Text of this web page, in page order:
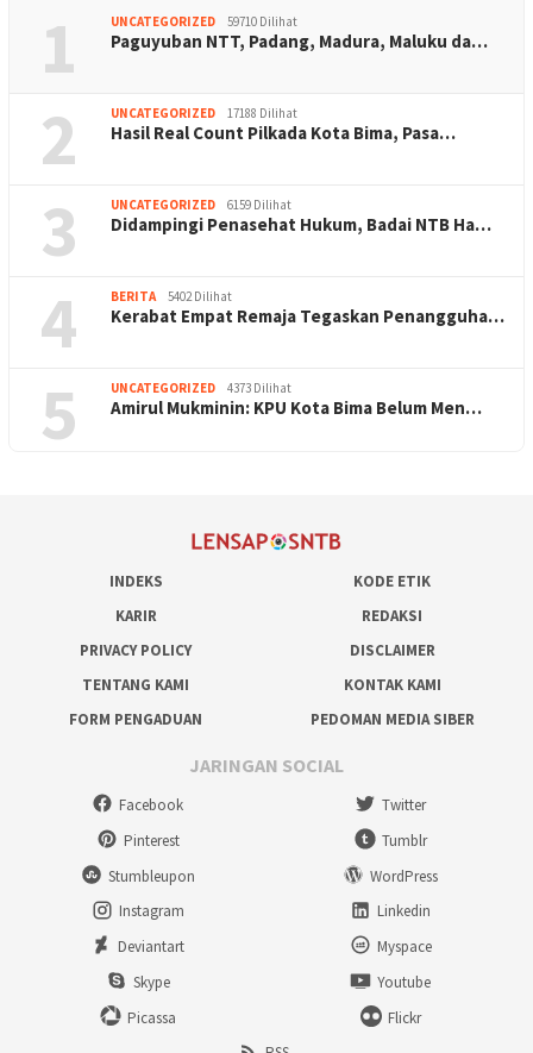
1 UNCATEGORIZED 59710 Dilihat
Paguyuban NTT, Padang, Madura, Maluku da…
2 UNCATEGORIZED 17188 Dilihat
Hasil Real Count Pilkada Kota Bima, Pasa…
3 UNCATEGORIZED 6159 Dilihat
Didampingi Penasehat Hukum, Badai NTB Ha…
4 BERITA 5402 Dilihat
Kerabat Empat Remaja Tegaskan Penangguha…
5 UNCATEGORIZED 4373 Dilihat
Amirul Mukminin: KPU Kota Bima Belum Men…
INDEKS
KODE ETIK
KARIR
REDAKSI
PRIVACY POLICY
DISCLAIMER
TENTANG KAMI
KONTAK KAMI
FORM PENGADUAN
PEDOMAN MEDIA SIBER
JARINGAN SOCIAL
Facebook
Twitter
Pinterest
Tumblr
Stumbleupon
WordPress
Instagram
Linkedin
Deviantart
Myspace
Skype
Youtube
Picassa
Flickr